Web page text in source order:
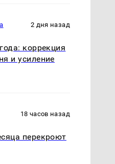
2 дня назад
коррекция
и усиление
18 часов назад
перекроют